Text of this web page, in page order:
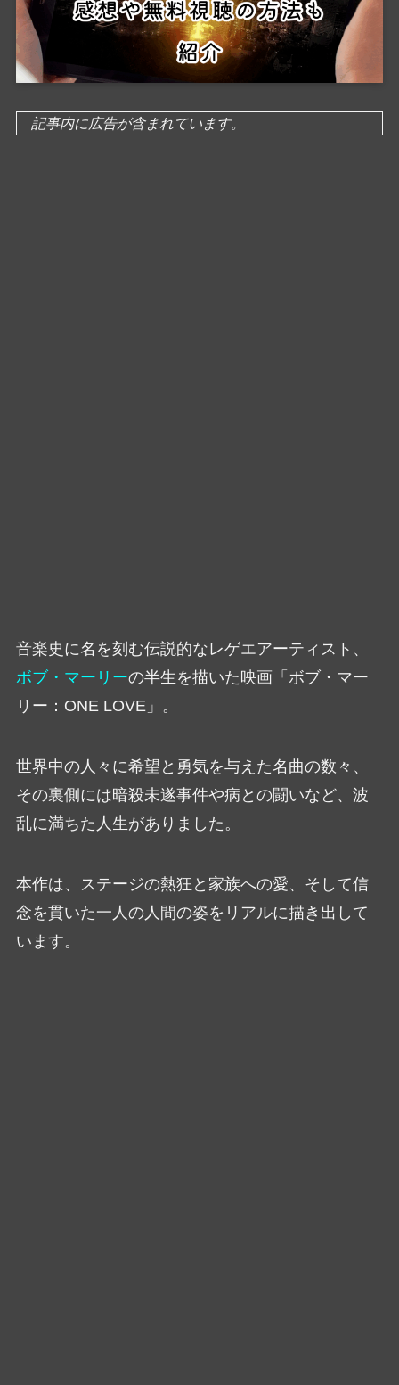
記事内に広告が含まれています。
音楽史に名を刻む伝説的なレゲエアーティスト、
ボブ・マーリーの半生を描いた映画「ボブ・マー
リー：ONE LOVE」。
世界中の人々に希望と勇気を与えた名曲の数々、
その裏側には暗殺未遂事件や病との闘いなど、波
乱に満ちた人生がありました。
本作は、ステージの熱狂と家族への愛、そして信
念を貫いた一人の人間の姿をリアルに描き出して
います。